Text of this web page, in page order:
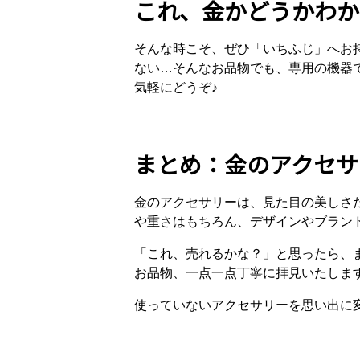
これ、金かどうかわ
そんな時こそ、ぜひ「いちふじ」へ
ない…そんなお品物でも、専用の機器
気軽にどうぞ♪
まとめ：金のアクセ
金のアクセサリーは、見た目の美し
や重さはもちろん、デザインやブラ
「これ、売れるかな？」と思ったら
お品物、一点一点丁寧に拝見いたしま
使っていないアクセサリーを思い出